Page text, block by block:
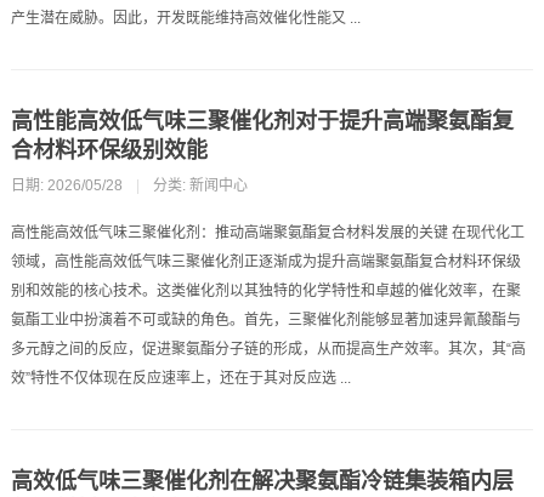
产生潜在威胁。因此，开发既能维持高效催化性能又 ...
高性能高效低气味三聚催化剂对于提升高端聚氨酯复
合材料环保级别效能
日期: 2026/05/28 分类: 新闻中心
高性能高效低气味三聚催化剂：推动高端聚氨酯复合材料发展的关键 在现代化工
领域，高性能高效低气味三聚催化剂正逐渐成为提升高端聚氨酯复合材料环保级
别和效能的核心技术。这类催化剂以其独特的化学特性和卓越的催化效率，在聚
氨酯工业中扮演着不可或缺的角色。首先，三聚催化剂能够显著加速异氰酸酯与
多元醇之间的反应，促进聚氨酯分子链的形成，从而提高生产效率。其次，其“高
效”特性不仅体现在反应速率上，还在于其对反应选 ...
高效低气味三聚催化剂在解决聚氨酯冷链集装箱内层